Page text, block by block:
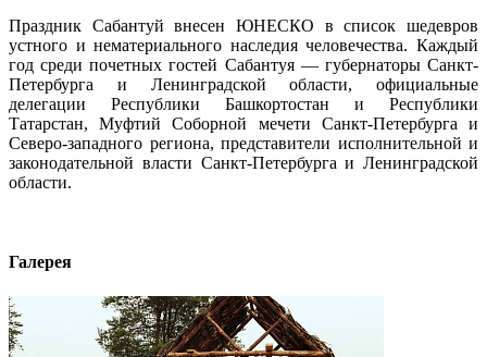
Праздник Сабантуй внесен ЮНЕСКО в список шедевров
устного и нематериального наследия человечества. Каждый
год среди почетных гостей Сабантуя — губернаторы Санкт-
Петербурга и Ленинградской области, официальные
делегации Республики Башкортостан и Республики
Татарстан, Муфтий Соборной мечети Санкт-Петербурга и
Северо-западного региона, представители исполнительной и
законодательной власти Санкт-Петербурга и Ленинградской
области.
Галерея